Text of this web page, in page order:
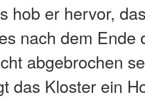
hob er hervor,
nach dem Ende
abgebrochen
das Kloster ein